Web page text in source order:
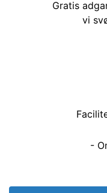
Gratis
vi
-